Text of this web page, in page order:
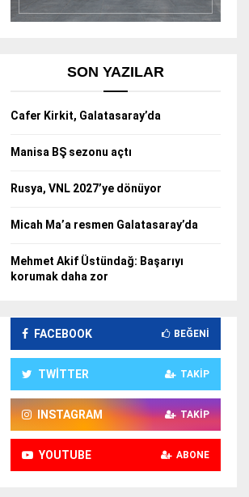
SON YAZILAR
Cafer Kirkit, Galatasaray’da
Manisa BŞ sezonu açtı
Rusya, VNL 2027’ye dönüyor
Micah Ma’a resmen Galatasaray’da
Mehmet Akif Üstündağ: Başarıyı
korumak daha zor
FACEBOOK BEĞENI
TWITTER TAKIP
INSTAGRAM TAKIP
YOUTUBE ABONE